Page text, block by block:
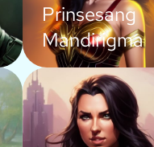
Prinsesang
Mandirigma